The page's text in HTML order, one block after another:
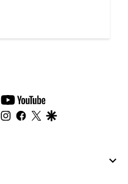
youtube-
footer
instagram
facebook
twitter